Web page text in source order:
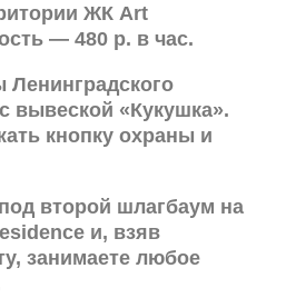
ЖК Art
— 480 р. в час.
Ленинградского
вывеской «Кукушка».
кнопку охраны и
второй шлагбаум на
и, взяв
занимаете любое